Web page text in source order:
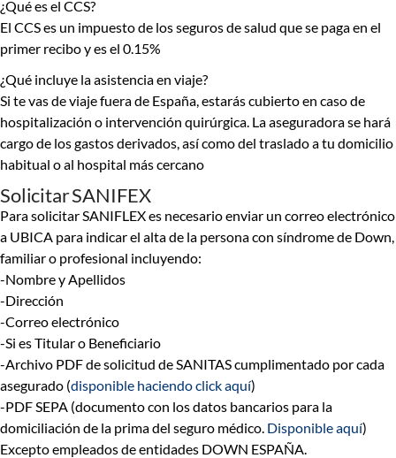
¿Qué es el CCS?
El CCS es un impuesto de los seguros de salud que se paga en el
primer recibo y es el 0.15%
¿Qué incluye la asistencia en viaje?
Si te vas de viaje fuera de España, estarás cubierto en caso de
hospitalización o intervención quirúrgica. La aseguradora se hará
cargo de los gastos derivados, así como del traslado a tu domicilio
habitual o al hospital más cercano
Solicitar SANIFEX
Para solicitar SANIFLEX es necesario enviar un correo electrónico
a UBICA para indicar el alta de la persona con síndrome de Down,
familiar o profesional incluyendo:
-Nombre y Apellidos
-Dirección
-Correo electrónico
-Si es Titular o Beneficiario
-Archivo PDF de solicitud de SANITAS cumplimentado por cada
asegurado (disponible haciendo click aquí)
-PDF SEPA (documento con los datos bancarios para la
domiciliación de la prima del seguro médico. Disponible aquí)
Excepto empleados de entidades DOWN ESPAÑA.